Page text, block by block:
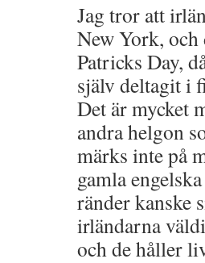
Jag tror att
New York, och
Patricks Day,
själv deltagit i
Det är mycket
andra helgon
märks inte på
gamla
ränder kanske
irländarna
och de håller